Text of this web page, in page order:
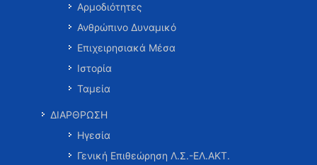
Αρμοδιότητες
Ανθρώπινο Δυναμικό
Επιχειρησιακά Μέσα
Ιστορία
Ταμεία
ΔΙΑΡΘΡΩΣΗ
Ηγεσία
Γενική Επιθεώρηση Λ.Σ.-ΕΛ.ΑΚΤ.